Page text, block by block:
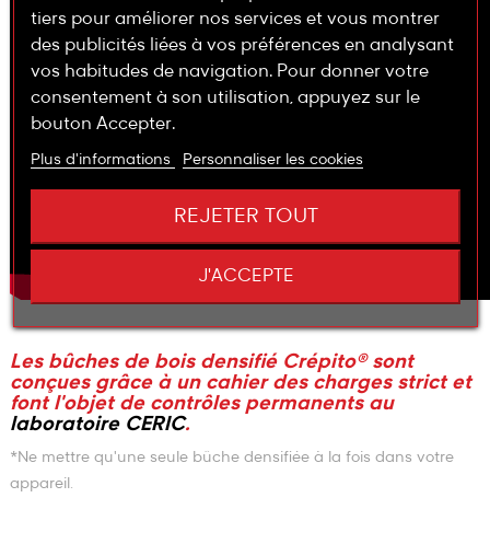
Les bûches de bois densifié Crépito® sont
conçues grâce à un cahier des charges strict et
font l'objet de contrôles permanents au
laboratoire CERIC.
*Ne mettre qu'une seule bûche densifiée à la fois dans votre
appareil.
tiers pour améliorer nos services et vous montrer
des publicités liées à vos préférences en analysant
vos habitudes de navigation. Pour donner votre
consentement à son utilisation, appuyez sur le
bouton Accepter.
Plus d'informations Personnaliser les cookies
REJETER TOUT
J'ACCEPTE